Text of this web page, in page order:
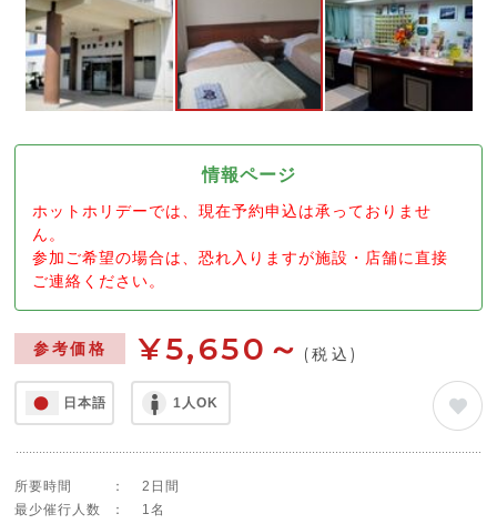
情報ページ
ホットホリデーでは、現在予約申込は承っておりませ
ん。
参加ご希望の場合は、恐れ入りますが施設・店舗に直接
ご連絡ください。
参考価格 ¥5,650～ (税込)
日本語 1人OK
所要時間 ：
2日間
最少催行人数
：
1名